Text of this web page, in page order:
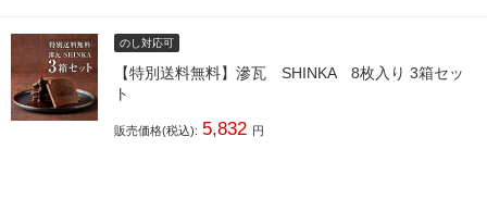
のし対応可
【特別送料無料】滲瓦 SHINKA 8枚入り 3箱セッ
ト
販売価格(税込): 5,832 円